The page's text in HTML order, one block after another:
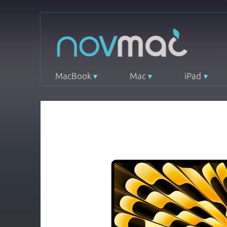
MacBook Mac iPad